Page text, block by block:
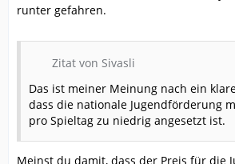
runter gefahren.
Zitat von Sivasli
Das ist meiner Meinung nach ein
dass die nationale Jugendförderung
pro Spieltag zu niedrig angesetzt ist.
Meinst du damit, dass der Preis für die